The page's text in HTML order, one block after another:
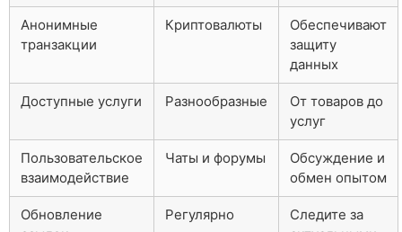
Анонимные
транзакции
Криптовалюты
Обеспечивают
защиту
данных
Доступные услуги Разнообразные
От товаров до
услуг
Пользовательское
взаимодействие
Чаты и форумы
Обсуждение и
обмен опытом
Обновление
Регулярно
Следите за